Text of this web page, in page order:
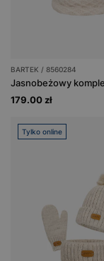
BARTEK / 8560284
179.00 zł
Tylko online